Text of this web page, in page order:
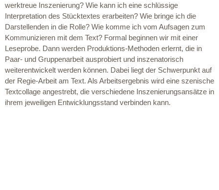
werktreue Inszenierung? Wie kann ich eine schlüssige
Interpretation des Stücktextes erarbeiten? Wie bringe ich die
Darstellenden in die Rolle? Wie komme ich vom Aufsagen zum
Kommunizieren mit dem Text? Formal beginnen wir mit einer
Leseprobe. Dann werden Produktions-Methoden erlernt, die in
Paar- und Gruppenarbeit ausprobiert und inszenatorisch
weiterentwickelt werden können. Dabei liegt der Schwerpunkt auf
der Regie-Arbeit am Text. Als Arbeitsergebnis wird eine szenische
Textcollage angestrebt, die verschiedene Inszenierungsansätze in
ihrem jeweiligen Entwicklungsstand verbinden kann.